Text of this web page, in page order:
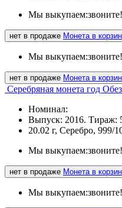
Мы выкупаем:звоните!
нет в продаже Монета в
Мы выкупаем:звоните!
нет в продаже Монета в
Серебряная монета год
Номинал:
Выпуск: 2016. Тираж:
20.02 г, Серебро, 999/
Мы выкупаем:звоните!
нет в продаже Монета в
Мы выкупаем:звоните!